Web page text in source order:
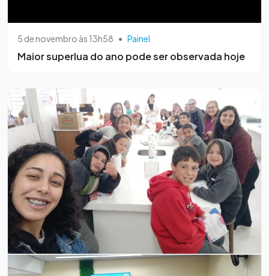
5 de novembro às 13h58 • Painel
Maior superlua do ano pode ser observada hoje